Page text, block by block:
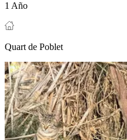
1 Año
Quart de Poblet